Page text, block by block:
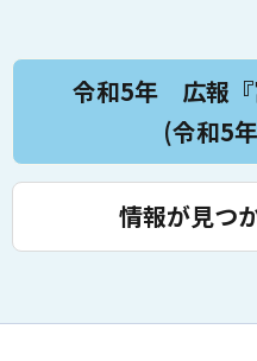
令和5年 広報『
(令和5
情報が見つ